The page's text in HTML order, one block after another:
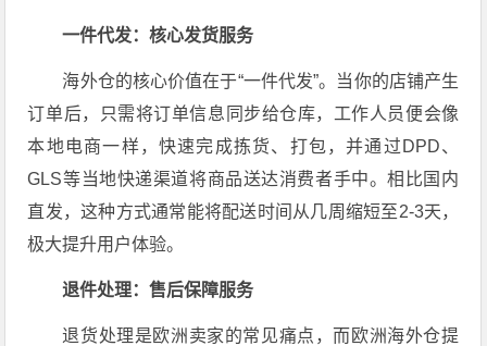
一件代发：核心发货服务
海外仓的核心价值在于“一件代发”。当你的店铺产生
订单后，只需将订单信息同步给仓库，工作人员便会像
本地电商一样，快速完成拣货、打包，并通过DPD、
GLS等当地快递渠道将商品送达消费者手中。相比国内
直发，这种方式通常能将配送时间从几周缩短至2-3天，
极大提升用户体验。
退件处理：售后保障服务
退货处理是欧洲卖家的常见痛点，而欧洲海外仓提